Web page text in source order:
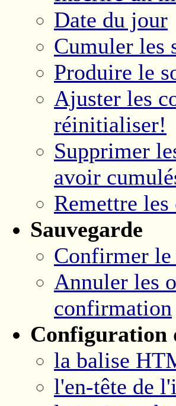
Date du jour
Cumuler les
Produire le
Ajuster les
réinitialiser!
Supprimer
avoir
Remettre les
Sauvegarde
Confirmer
Annuler les
confirmation
Configuration
la balise
l'en-tête de